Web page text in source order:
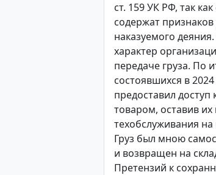
ст. 159 УК РФ, так
содержат признаков
наказуемого
характер
передаче груза. По
состоявшихся в
предоставил доступ
товаром, оставив их
техобслуживания на
Груз был мною
и возвращен на
Претензий к